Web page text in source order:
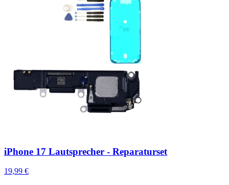
iPhone 17 Lautsprecher - Reparaturset
19,99 €